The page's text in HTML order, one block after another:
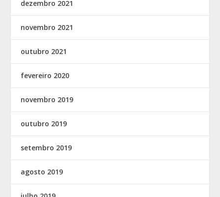
dezembro 2021
novembro 2021
outubro 2021
fevereiro 2020
novembro 2019
outubro 2019
setembro 2019
agosto 2019